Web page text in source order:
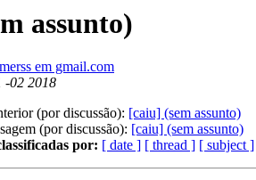
assunto)
em gmail.com
-02 2018
(por discussão): [caiu] (sem assunto)
(por discussão): [caiu] (sem assunto)
por: [ date ] [ thread ] [ subject ]